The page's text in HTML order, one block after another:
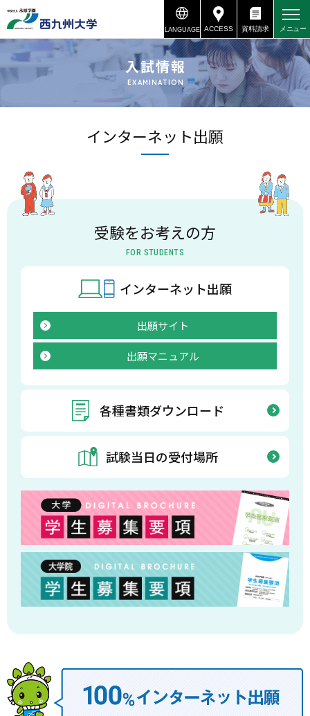
資料請求 アクセス
メニュー
LANGUAGE 資料請求
ACCESS
入試情報
EXAMINATION
インターネット出願
受験をお考えの方
FOR STUDENTS
インターネット出願
出願サイト
出願マニュアル
各種書類ダウンロード
試験当日の受付場所